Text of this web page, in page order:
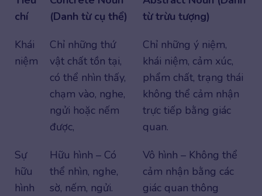
chí
(Danh từ cụ thể)
từ trừu tượng)
Khái
niệm
Chỉ những thứ
vật chất tồn tại,
có thể nhìn thấy,
chạm vào, nghe,
ngửi hoặc nếm
được,
Chỉ những ý niệm,
khái niệm, cảm xúc,
phẩm chất, trạng thái
không thể cảm nhận
trực tiếp bằng giác
quan.
Sự
hữu
hình
Hữu hình – Có
thể nhìn, nghe,
sờ, nếm, ngửi.
Vô hình – Không thể
cảm nhận bằng các
giác quan thông